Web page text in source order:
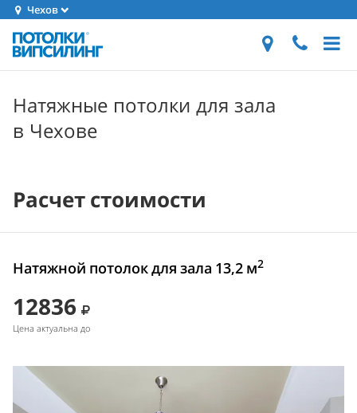
Чехов
Натяжные потолки для зала
в Чехове
Расчет стоимости
Натяжной потолок для зала 13,2 м2
12836
Цена актуальна до